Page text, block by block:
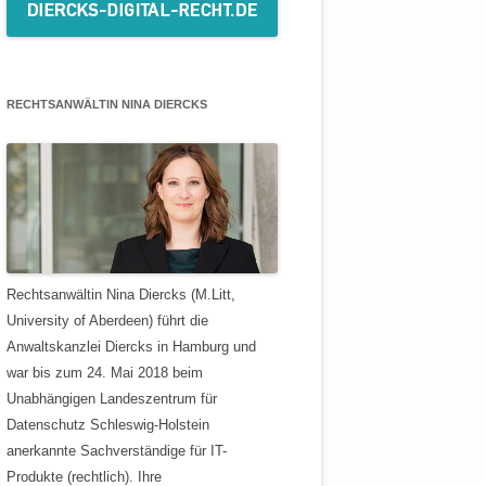
RECHTSANWÄLTIN NINA DIERCKS
Rechtsanwältin Nina Diercks (M.Litt,
University of Aberdeen) führt die
Anwaltskanzlei Diercks in Hamburg und
war bis zum 24. Mai 2018 beim
Unabhängigen Landeszentrum für
Datenschutz Schleswig-Holstein
anerkannte Sachverständige für IT-
Produkte (rechtlich). Ihre